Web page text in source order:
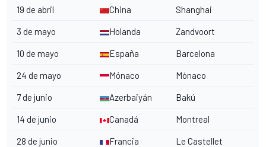
19 de abril China Shanghai
3 de mayo Holanda Zandvoort
10 de mayo España Barcelona
24 de mayo Mónaco Mónaco
7 de junio Azerbaiyán Bakú
14 de junio Canadá Montreal
28 de junio Francia Le Castellet